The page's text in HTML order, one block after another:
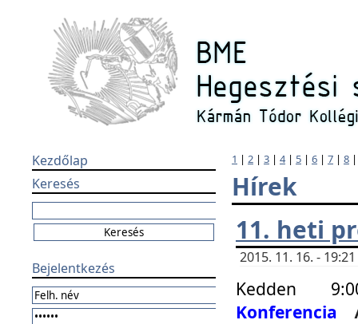
Kezdőlap
Keresés
Bejelentkezés
1 | 2 | 3 | 4| 5 | 6 | 7 | 8
Hírek
11. heti
2015. 11. 16. -
Kedden
Konferencia